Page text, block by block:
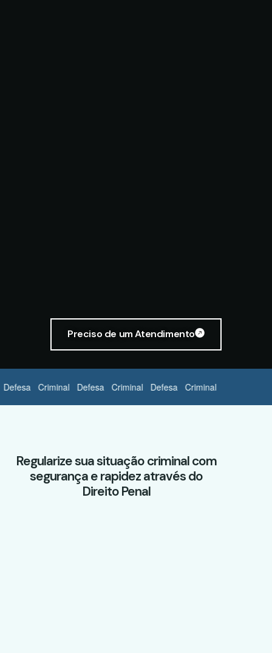
Preciso de um Atendimento
Criminal Defesa Criminal Defesa Criminal
Regularize sua situação criminal com
segurança e rapidez através do
Direito Penal